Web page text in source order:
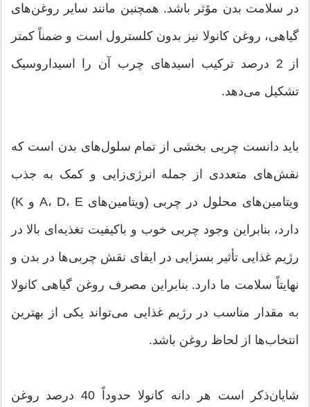
در سلامت بدن مۆثر باشد. همچنین مانند سایر روغن‌های
گیاهی، روغن کانولا نیز بدون کلسترول است و ضمناً کمتر
از 2 درصد ترکیب اسیدهای چرب آن را اسیداروسیک
تشکیل می‌دهد.
باید دانست چربی بخشی از تمام سلول‌های بدن است که
نقش‌های متعددی از جمله انرژی‌زایی و کمک به جذب
ویتامین‌های محلول در چربی (ویتامین‌های A، D، E و K)
دارد، بنابراین وجود چربی خوب و باکیفیت تغذیه‌ای بالا در
رژیم غذایی تأثیر بسزایی در ایفای نقش چربی‌ها در بدن و
نهایتاً سلامت ما دارد. بنابراین مصرف روغن گیاهی کانولا
به مقدار مناسب در رژیم غذایی می‌تواند یکی از بهترین
انتخاب‌ها از لحاظ روغن باشد.
شایان‌ذکر است هر دانه کانولا حدوداً 40 درصد روغن